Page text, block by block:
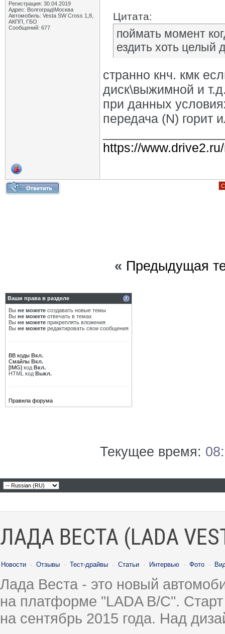
Регистрация: 30.04.2019
Адрес: Волгоград\Москва
Автомобиль: Vesta SW Cross 1,8,
АКПП, ГБО
Сообщений: 677
Цитата:
поймать момент
ездить хоть целый
странно кнч. кмк
диск\выжимной и
при данных
передача (N) горит
https://
« Предыдущая
Ваши права в разделе
Вы не можете создавать новые темы
Вы не можете отвечать в темах
Вы не можете прикреплять вложения
Вы не можете редактировать свои сообщения
BB коды Вкл.
Смайлы Вкл.
[IMG] код Вкл.
HTML код Выкл.
Правила форума
Текущее время:
ЛАДА ВЕСТА (LADA
Новости · Отзывы · Тест-драйвы · Статьи · Интервью · Фото ·
Лада Веста - это новый
на платформе "LADA B/C".
на сентябрь 2015 года. Над